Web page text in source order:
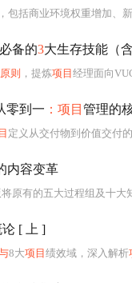
包括商业环境权重增加、
备的3大生存技能（
原则 ，提炼项目 经理面向
零到一 ：项目 管理的
定义从交付物到价值交付的范式转移、四维约束
内容变革
原有的五大过程组及十大
[ 上 ]
8大项目 绩效域，深入解析